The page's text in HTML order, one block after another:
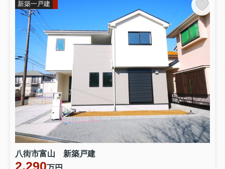
新築一戸建
八街市富山 新築戸建
2,290